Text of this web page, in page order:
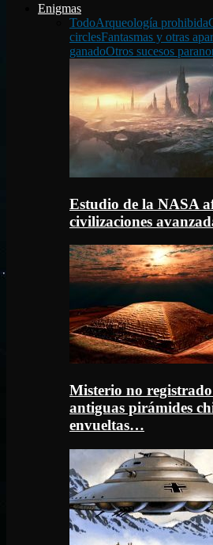
Enigmas
TodoArqueología prohibida
circlesFantasmas y otras
ganadoOtros sucesos
Estudio de la NASA
civilizaciones
Misterio no
antiguas pirámides
envueltas…